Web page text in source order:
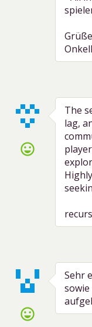
sentiment_very_satisfied
The
lag,
sentiment_very_satisfied
Sehr
sowie